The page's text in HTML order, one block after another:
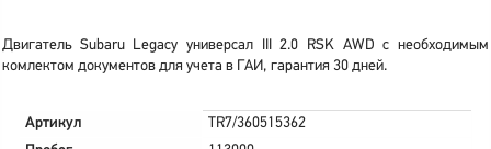
Двигатель Subaru Legacy универсал III 2.0 RSK AWD с необходимым
комлектом документов для учета в ГАИ, гарантия 30 дней.
Артикул
TR7/360515362